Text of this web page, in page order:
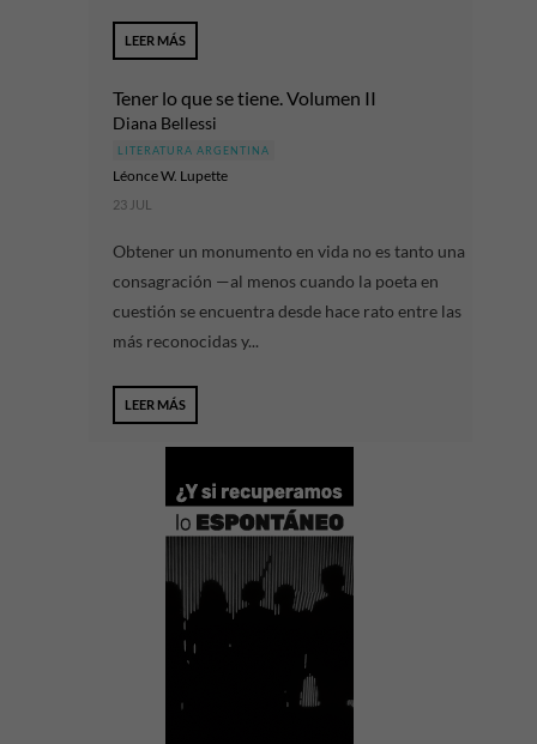
LEER MÁS
Tener lo que se tiene. Volumen II
Diana Bellessi
LITERATURA ARGENTINA
Léonce W. Lupette
23 JUL
Obtener un monumento en vida no es tanto una
consagración —al menos cuando la poeta en
cuestión se encuentra desde hace rato entre las
más reconocidas y...
LEER MÁS